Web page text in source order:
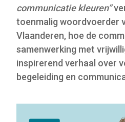
communicatie kleuren”
toenmalig woordvoerder
Vlaanderen, hoe de
samenwerking met
inspirerend verhaal over
begeleiding en